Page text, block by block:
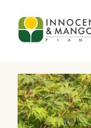
Skip to main